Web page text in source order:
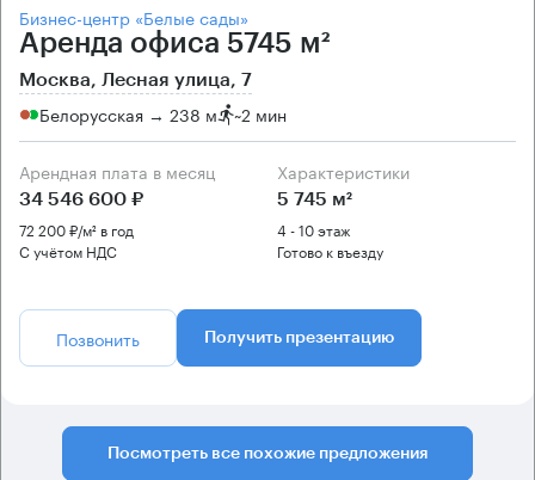
Бизнес-центр «Белые сады»
Аренда офиса 5745 м²
Москва, Лесная улица, 7
Белорусская → 238 м ~2 мин
Арендная плата в месяц
34 546 600 ₽
72 200 ₽/м² в год
С учётом НДС
Характеристики
5 745 м²
4 - 10 этаж
Готово к въезду
Позвонить Получить презентацию
Посмотреть все похожие предложения